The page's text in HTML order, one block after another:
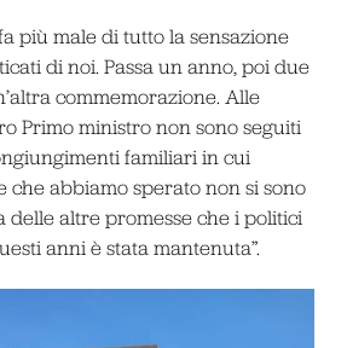
più male di tutto la sensazione
di noi. Passa un anno, poi due
commemorazione. Alle
Primo ministro non sono seguiti
familiari in cui
che abbiamo sperato non si sono
delle altre promesse che i politici
anni è stata mantenuta”.